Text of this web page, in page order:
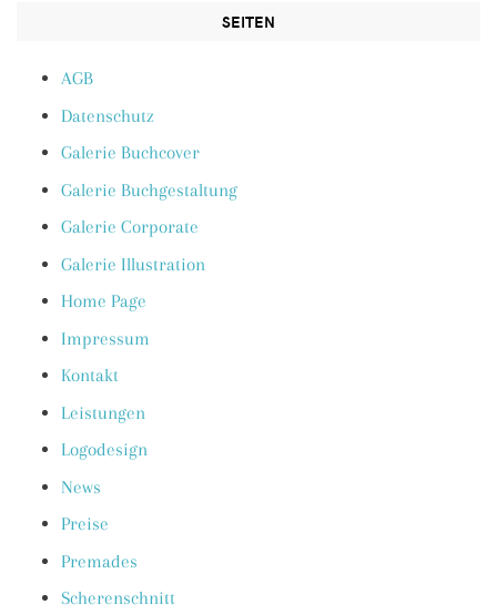
SEITEN
AGB
Datenschutz
Galerie Buchcover
Galerie Buchgestaltung
Galerie Corporate
Galerie Illustration
Home Page
Impressum
Kontakt
Leistungen
Logodesign
News
Preise
Premades
Scherenschnitt